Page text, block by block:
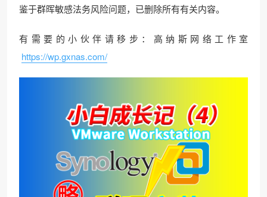
鉴于群晖敏感法务风险问题，已删除所有有关内容。
有需要的小伙伴请移步：高纳斯网络工作室
https://wp.gxnas.com/